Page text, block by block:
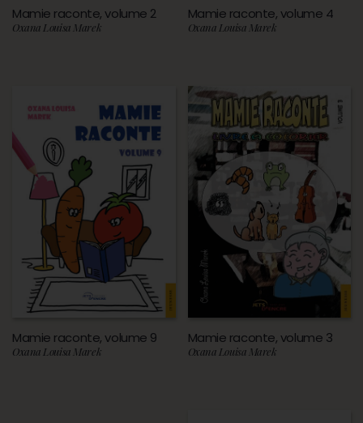
Mamie raconte, volume 2
Oxana Louisa Marek
Mamie raconte, volume 4
Oxana Louisa Marek
Mamie raconte, volume 9
Oxana Louisa Marek
Mamie raconte, volume 3
Oxana Louisa Marek